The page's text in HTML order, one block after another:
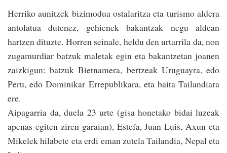
Herriko aunitzek bizimodua ostalaritza eta turismo aldera
antolatua dutenez, gehienek bakantzak negu aldean
hartzen dituzte. Horren seinale, heldu den urtarrila da, non
zugamurdiar batzuk maletak egin eta bakantzetan joanen
zaizkigun: ba­tzuk Bietnamera, ber­tzeak Uruguayra, edo
Peru, edo Dominikar Errepublikara, eta baita Tailandiara
ere.
Aipagarria da, duela 23 urte (gisa honetako bidai luzeak
apenas egiten ziren garaian), Estefa, Juan Luis, Axun eta
Mikelek hilabete eta erdi eman zutela Tailandia, Nepal eta